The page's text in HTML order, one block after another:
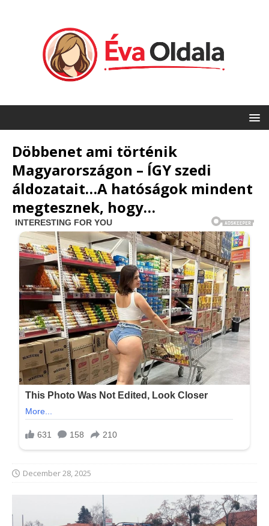
Döbbenet ami történik
Magyarországon – ÍGY szedi
áldozatait…A hatóságok mindent
megtesznek, hogy…
December 28, 2025